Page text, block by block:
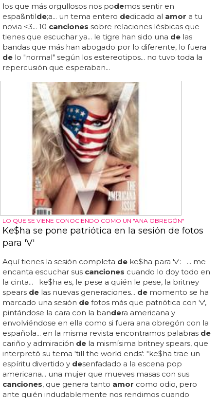
los que más orgullosos nos podemos sentir en
espa&ntilde;a... un tema entero dedicado al amor a tu
novia <3... 10 canciones sobre relaciones lésbicas que
tienes que escuchar ya... le tigre han sido una de las
bandas que más han abogado por lo diferente, lo fuera
de lo "normal" según los estereotipos... no tuvo toda la
repercusión que esperaban...
LO QUE SE VIENE CONOCIENDO COMO UN "ANA OBREGÓN"
Ke$ha se pone patriótica en la sesión de fotos
para 'V'
Aquí tienes la sesión completa de ke$ha para 'v': ... me
encanta escuchar sus canciones cuando lo doy todo en
la cinta... ke$ha es, le pese a quién le pese, la britney
spears de las nuevas generaciones... de momento se ha
marcado una sesión de fotos más que patriótica con 'v',
pintándose la cara con la bandera americana y
envolviéndose en ella como si fuera ana obregón con la
española... en la misma revista encontramos palabras de
cariño y admiración de la mismísima britney spears, que
interpretó su tema 'till the world ends': "ke$ha trae un
espíritu divertido y desenfadado a la escena pop
americana... una mujer que mueves masas con sus
canciones, que genera tanto amor como odio, pero
ante quién indudablemente nos rendimos cuando